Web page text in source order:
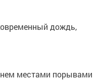
дождь,
местами порывами